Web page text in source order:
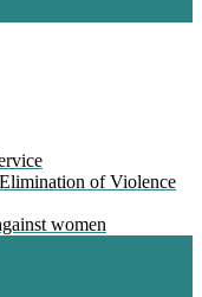
of Violence
women